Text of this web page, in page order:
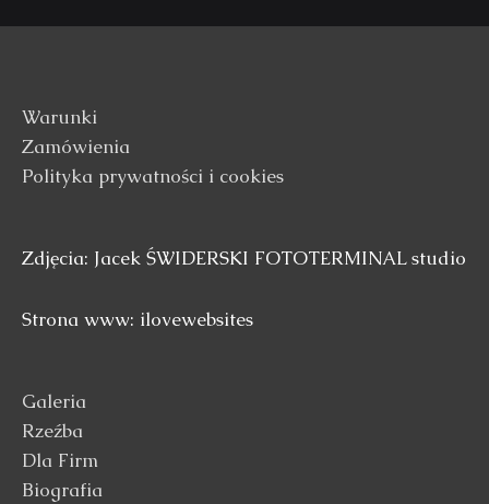
Warunki
Zamówienia
Polityka prywatności i cookies
Zdjęcia: Jacek ŚWIDERSKI FOTOTERMINAL studio
Strona www: ilovewebsites
Galeria
Rzeźba
Dla Firm
Biografia